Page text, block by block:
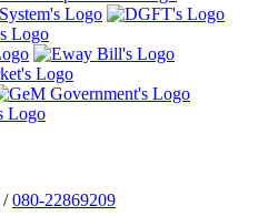
/080-22869209